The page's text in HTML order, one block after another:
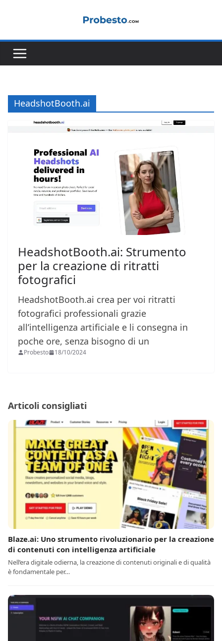
HeadshotBooth.ai
HeadshotBooth.ai: Strumento
per la creazione di ritratti
fotografici
HeadshotBooth.ai crea per voi ritratti
fotografici professionali grazie
all’intelligenza artificiale e li consegna in
poche ore, senza bisogno di un
Probesto 18/10/2024
Articoli consigliati
Blaze.ai: Uno strumento rivoluzionario per la creazione
di contenuti con intelligenza artificiale
Nell’era digitale odierna, la creazione di contenuti originali e di qualità
è fondamentale per…